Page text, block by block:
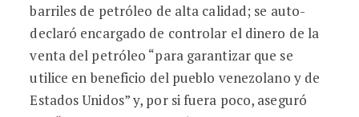
barriles de petróleo de alta calidad; se auto-
declaró encargado de controlar el dinero de la
venta del petróleo “para garantizar que se
utilice en beneficio del pueblo venezolano y de
Estados Unidos” y, por si fuera poco, aseguró